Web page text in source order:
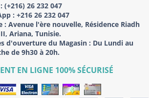
(+216) 26 232 047
: +216 26 232 047
: Avenue l'ère nouvelle, Résidence Riadh
Ariana, Tunisie.
d'ouverture du Magasin : Du Lundi au
de 9h30 à 20h.
EN LIGNE 100% SÉCURISÉ